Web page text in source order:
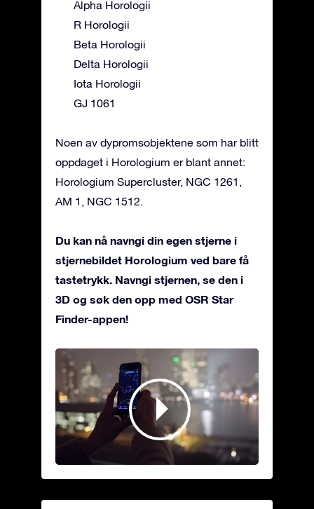
Alpha Horologii
R Horologii
Beta Horologii
Delta Horologii
Iota Horologii
GJ 1061
Noen av dypromsobjektene som har blitt
oppdaget i Horologium er blant annet:
Horologium Supercluster, NGC 1261,
AM 1, NGC 1512.
Du kan nå navngi din egen stjerne i
stjernebildet Horologium ved bare få
tastetrykk. Navngi stjernen, se den i
3D og søk den opp med OSR Star
Finder-appen!